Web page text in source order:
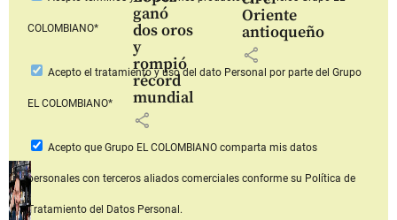
ganó
dos oros
y
rompió
récord
mundial
share
Oriente
antioqueño
share
COLOMBIANO*
Acepto el tratamiento y uso del dato Personal por parte del Grupo
EL COLOMBIANO*
Acepto que Grupo EL COLOMBIANOcomparta mis datos
personales con terceros aliados comerciales conforme su Política de
Tratamiento del Datos Personal.